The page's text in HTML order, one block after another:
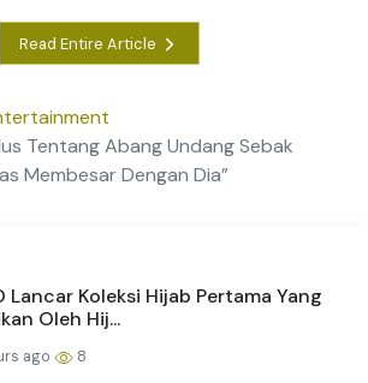
Read Entire Article
Tentang Abang Undang Sebak
Membesar Dengan Dia”
Lancar Koleksi Hijab Pertama Yang
Oleh Hij...
ago 8